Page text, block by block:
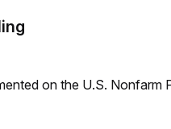
on the U.S. Nonfarm